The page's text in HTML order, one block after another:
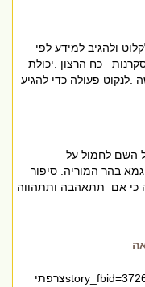
ולהגיב למידע לפי
כח הרצון .יכולת
פעולה כדי להגיע
השם לחמול על
בהר המוריה. סיפור
כי אם תתאהבה ותתהווה
story_fbid=3726286370787908&id=100002197458206צרפתי